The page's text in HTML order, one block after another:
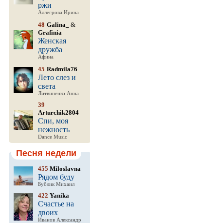
ржи
Аллегрова Ирина
48 Galina_
&
Grafinia
Женская
дружба
Афина
45 Radmila76
Лето слез и
света
Литвиненко Анна
39
Arturchik2804
Спи, моя
нежность
Dance Music
Песня недели
455 Miloslavna
Рядом буду
Бублик Михаил
422 Yanika
Счастье на
двоих
Иванов Александр